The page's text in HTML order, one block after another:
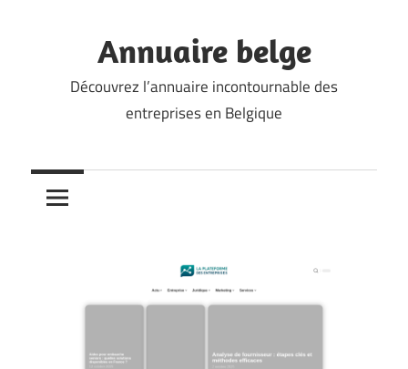
Annuaire belge
Découvrez l’annuaire incontournable des
entreprises en Belgique